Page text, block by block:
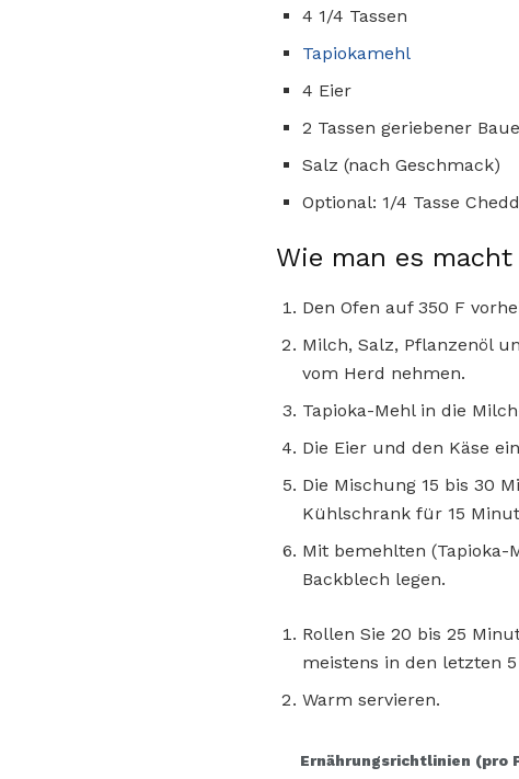
4 1/4 Tassen
Tapiokamehl
4 Eier
2 Tassen geriebener
Salz (nach Geschmack)
Optional: 1/4 Tasse
Wie man es macht
Den Ofen auf 350 F
Milch, Salz, Pflanzenöl
vom Herd nehmen.
Tapioka-Mehl in die
Die Eier und den Käse
Die Mischung 15 bis 30
Kühlschrank für 15
Mit bemehlten (Tapioka-
Backblech legen.
Rollen Sie 20 bis 25
meistens in den letzten
Warm servieren.
Ernährungsrichtlinien (pro